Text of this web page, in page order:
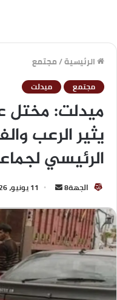
الرئيسية/مجتمع
مجتمع ميدلت
ميدلت: مختل
يثير الرعب
الرئيسي
الجهة8 11 يونيو، 2026